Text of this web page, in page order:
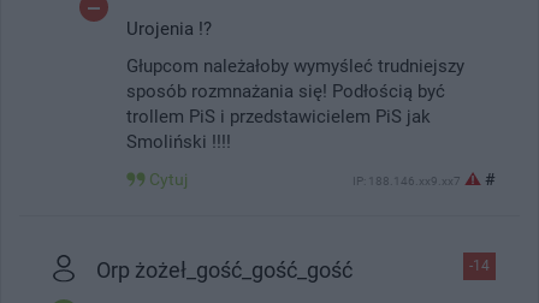
Urojenia !?
Głupcom należałoby wymyśleć trudniejszy
sposób rozmnażania się! Podłością być
trollem PiS i przedstawicielem PiS jak
Smoliński !!!!
Cytuj IP: 188.146.xx9.xx7 #
-14
Orp żożeł_gość_gość_gość